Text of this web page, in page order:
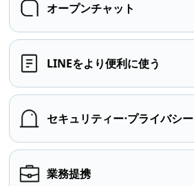
オープンチャット
LINEをより便利に使う
セキュリティー⋅プライバシー
業務提携